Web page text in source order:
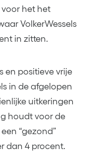
voor het het
VolkerWessels
in zitten.
en positieve vrije
in de afgelopen
uitkeringen
houdt voor de
“gezond”
dan 4 procent.